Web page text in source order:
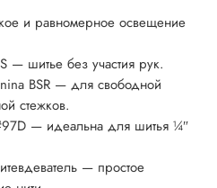
и равномерное освещение
— шитье без участия рук.
BSR — для свободной
стежков.
— идеальна для шитья ¼″
— простое